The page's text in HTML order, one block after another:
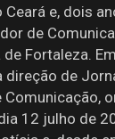
Ceará e, dois
de
Fortaleza.
direção de
Comunicação,
12 julho de